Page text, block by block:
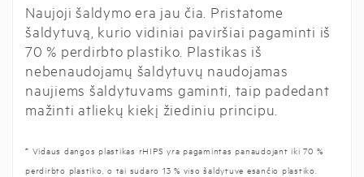
Naujoji šaldymo era jau čia. Pristatome
šaldytuvą, kurio vidiniai paviršiai pagaminti iš
70 % perdirbto plastiko. Plastikas iš
nebenaudojamų šaldytuvų naudojamas
naujiems šaldytuvams gaminti, taip padedant
mažinti atliekų kiekį žiediniu principu.
* Vidaus dangos plastikas rHIPS yra pagamintas panaudojant iki 70 %
perdirbto plastiko, o tai sudaro 13 % viso šaldytuve esančio plastiko.